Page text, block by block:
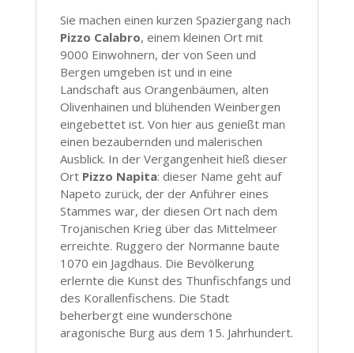
Sie machen einen kurzen Spaziergang nach
Pizzo Calabro, einem kleinen Ort mit
9000 Einwohnern, der von Seen und
Bergen umgeben ist und in eine
Landschaft aus Orangenbäumen, alten
Olivenhainen und blühenden Weinbergen
eingebettet ist. Von hier aus genießt man
einen bezaubernden und malerischen
Ausblick. In der Vergangenheit hieß dieser
Ort Pizzo Napita: dieser Name geht auf
Napeto zurück, der der Anführer eines
Stammes war, der diesen Ort nach dem
Trojanischen Krieg über das Mittelmeer
erreichte. Ruggero der Normanne baute
1070 ein Jagdhaus. Die Bevölkerung
erlernte die Kunst des Thunfischfangs und
des Korallenfischens. Die Stadt
beherbergt eine wunderschöne
aragonische Burg aus dem 15. Jahrhundert.